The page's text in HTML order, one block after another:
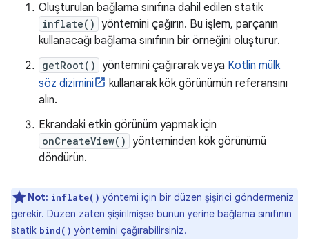
Oluşturulan bağlama sınıfına dahil edilen statik
inflate() yöntemini çağırın. Bu işlem, parçanın
kullanacağı bağlama sınıfının bir örneğini oluşturur.
getRoot() yöntemini çağırarak veya Kotlin mülk
söz dizimini
kullanarak kök görünümün referansını
alın.
Ekrandaki etkin görünüm yapmak için
onCreateView() yönteminden kök görünümü
döndürün.
Not: inflate() yöntemi için bir düzen şişirici göndermeniz
gerekir. Düzen zaten şişirilmişse bunun yerine bağlama sınıfının
statik bind() yöntemini çağırabilirsiniz.